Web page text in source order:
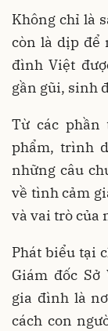
Không chỉ là
còn là dịp để
đình Việt
gần gũi, sinh
Từ các
phẩm, trình
những câu
về tình cảm
và vai trò của
Phát biểu tại
Giám đốc
gia đình là
cách con